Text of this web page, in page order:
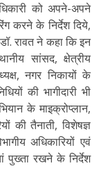
को अपने-अपने
करने के निर्देश दिये,
रावत ने कहा कि इन
सांसद, क्षेत्रीय
नगर निकायों के
की भागीदारी भी
के माइक्रोप्लान,
की तैनाती, विशेषज्ञ
अधिकारियों एवं
पुख्ता रखने के निर्देश